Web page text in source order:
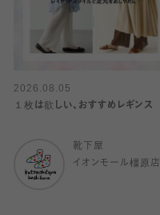
2026.08.05
１枚は欲しい、おすすめレギンス
靴下屋
イオンモール橿原店